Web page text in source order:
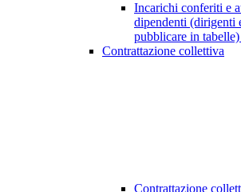
Incarichi conferiti e
dipendenti (dirigenti
pubblicare in tabelle)
Contrattazione collettiva
Contrattazione